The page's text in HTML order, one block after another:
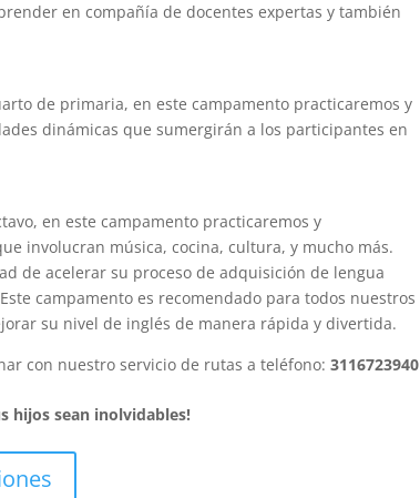
en compañía de docentes expertas y también
de primaria, en este campamento practicaremos y
dinámicas que sumergirán a los participantes en
en este campamento practicaremos y
involucran música, cocina, cultura, y mucho más.
de acelerar su proceso de adquisición de lengua
campamento es recomendado para todos nuestros
su nivel de inglés de manera rápida y divertida.
con nuestro servicio de rutas a teléfono: 3116723940
hijos sean inolvidables!